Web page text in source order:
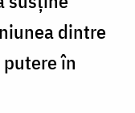
dintre
în